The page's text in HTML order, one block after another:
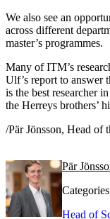
We also see an
across different
master’s programmes.
Many of ITM’s
Ulf’s report to answer
is the best researcher
the Herreys brothers’
/Pär Jönsson, Head of
Pär
Head of